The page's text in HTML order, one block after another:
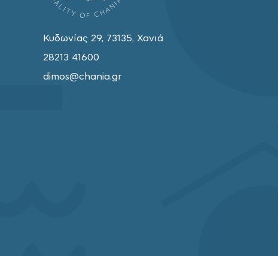
Κυδωνίας 29, 73135, Χανιά
28213 41600
dimos@chania.gr